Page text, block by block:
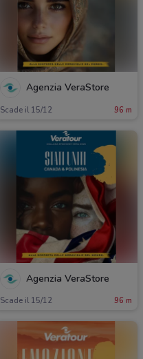
Agenzia VeraStore
Scade il 15/12 96 m
Agenzia VeraStore
Scade il 15/12 96 m